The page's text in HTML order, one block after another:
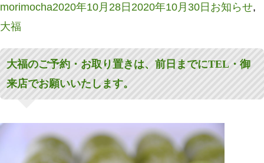
投
稿
者
morimocha投
日:
2020年10月28日 2020年10月30日 カ
ゴ
リ
お知らせ,
大福
大福のご予約・お取り置きは、前日までにTEL・御
来店でお願いいたします。